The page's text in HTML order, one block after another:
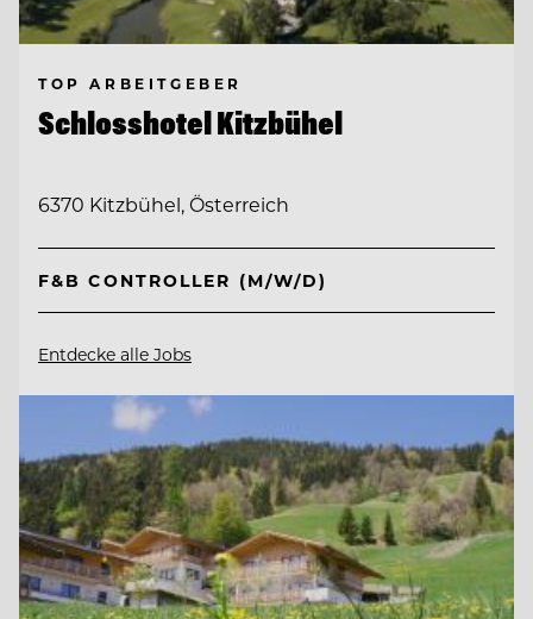
TOP ARBEITGEBER
Schlosshotel Kitzbühel
6370 Kitzbühel, Österreich
F&B CONTROLLER (M/W/D)
Entdecke alle Jobs